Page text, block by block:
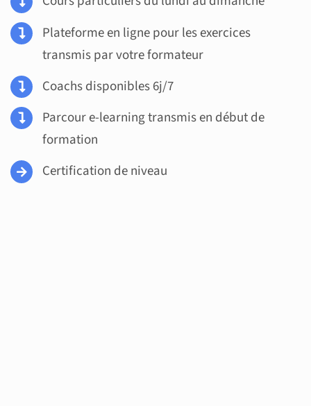
Plateforme en ligne pour les exercices
transmis par votre formateur
Coachs disponibles 6j/7
Parcour e-learning transmis en début de
formation
Certification de niveau